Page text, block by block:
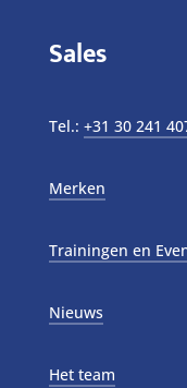
Sales
Tel.: +31 30 241
Merken
Trainingen en
Nieuws
Het team